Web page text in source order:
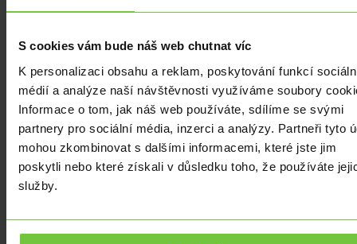
S cookies vám bude náš web chutnat víc
K personalizaci obsahu a reklam, poskytování funkcí
médií a analýze naší návštěvnosti využíváme soubory
Informace o tom, jak náš web používáte, sdílíme se svými
partnery pro sociální média, inzerci a analýzy. Partneři tyto
mohou zkombinovat s dalšími informacemi, které jste jim
poskytli nebo které získali v důsledku toho, že používáte
služby.
rostoucí
kryptoměn
do
tradičního
finančního
systému,
přičemž
nabízejí
regulaci